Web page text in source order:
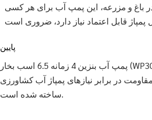
باغ و مزرعه، این پمپ آب برای هر کسی
پایین
پمپ آب بنزین 4 زمانه 6.5 اسب بخار (WP30X) یک ابزار قابل اعتماد
در برابر نیازهای پمپاژ آب کشاورزی
ساخته شده است.